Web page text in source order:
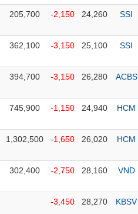
205,700 -2,150 24,260 SSI
362,100 -3,150 25,100 SSI
394,700 -3,150 26,280 ACBS
745,900 -1,150 24,940 HCM
1,302,500 -1,650 26,020 HCM
302,400 -2,750 28,160 VND
-3,450 28,270 KBSV